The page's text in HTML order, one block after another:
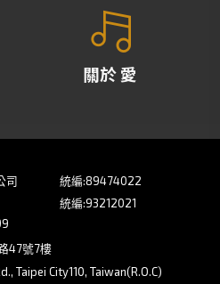
關於 愛
司
統編:89474022
統編:93212021
47號7樓
Taipei City110, Taiwan(R.O.C)